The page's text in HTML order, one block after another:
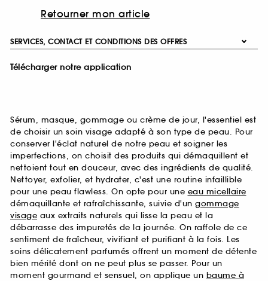
Retourner mon article
SERVICES, CONTACT ET CONDITIONS DES OFFRES
Télécharger notre application
Sérum, masque, gommage ou crème de jour, l'essentiel est
de choisir un soin visage adapté à son type de peau. Pour
conserver l'éclat naturel de notre peau et soigner les
imperfections, on choisit des produits qui démaquillent et
nettoient tout en douceur, avec des ingrédients de qualité.
Nettoyer, exfolier, et hydrater, c'est une routine infaillible
pour une peau flawless. On opte pour une eau micellaire
démaquillante et rafraîchissante, suivie d'un gommage
visage aux extraits naturels qui lisse la peau et la
débarrasse des impuretés de la journée. On raffole de ce
sentiment de fraîcheur, vivifiant et purifiant à la fois. Les
soins délicatement parfumés offrent un moment de détente
bien mérité dont on ne peut plus se passer. Pour un
moment gourmand et sensuel, on applique un baume à